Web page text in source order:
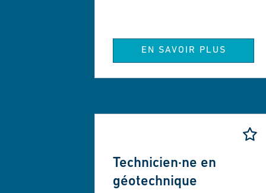
EN SAVOIR PLUS
Technicien·ne en
géotechnique